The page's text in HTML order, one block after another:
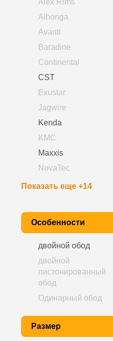
Alex Rims
Alhonga
Avanti
Baradine
Continental
CST
Exustar
Jagwire
Kenda
KMC
Maxxis
NovaTec
Показать еще +14
Особенности
двойной обод
двойной
пистонированный
обод
Одинарный обод
Размер